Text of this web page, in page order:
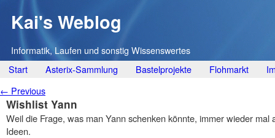
Kai's Weblog
Informatik, Laufen und sonstig Wissenswertes
Main menu
Skip
to
content
Start Asterix-Sammlung Bastelprojekte Flohmarkt
Post navigation
← Previous
Wishlist Yann
Weil die Frage, was man Yann schenken könnte, immer wieder
Ideen.